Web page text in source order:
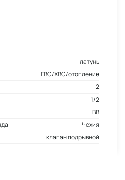
латунь
ГВС/ХВС/отопление
2
1/2
ВВ
Чехия
клапан подрывной